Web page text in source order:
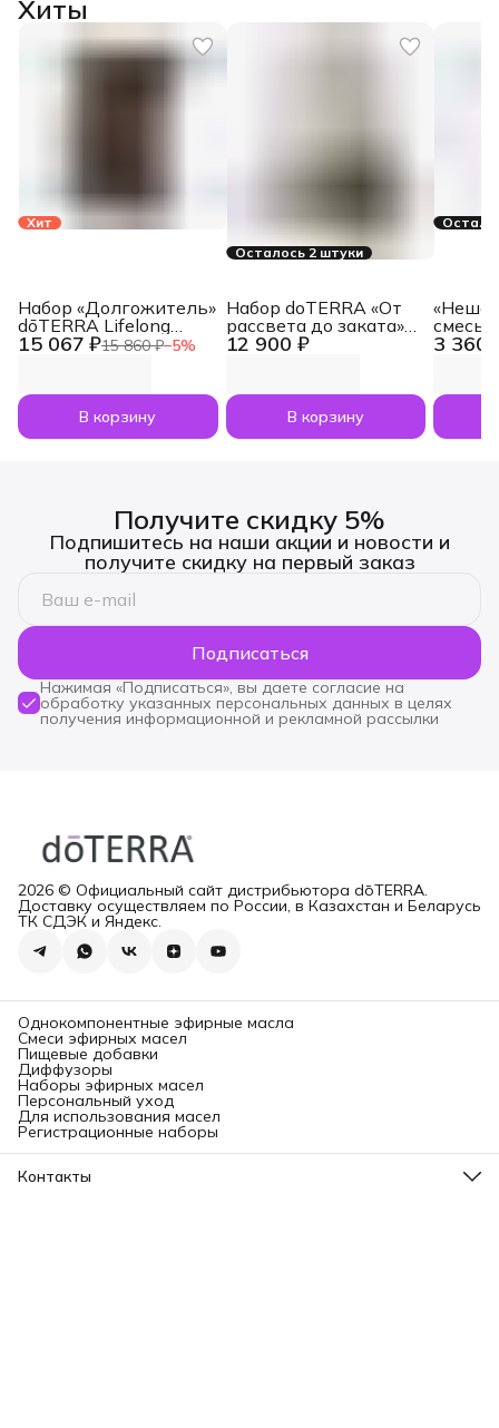
Хиты
Хит
15 067 ₽15 860 ₽−5%
Набор «Долгожитель»
dōTERRA Lifelong
Vitality Pack, 3x120
В корзину
Осталось 2 штуки
12 900 ₽
Набор doTERRA «От
рассвета до заката»
увлажнитель воздуха
по 5 мл
В корзину
3 360
смесь
Получите скидку 5%
Подпишитесь на наши акции и новости и
получите скидку на первый заказ
Подписаться
Нажимая «Подписаться», вы даете согласие на
обработку указанных персональных данных в целях
получения информационной и рекламной рассылки
2026 © Официальный сайт дистрибьютора dōTERRA.
Доставку осуществляем по России, в Казахстан и Беларусь
ТК СДЭК и Яндекс.
Однокомпонентные эфирные масла
Смеси эфирных масел
Пищевые добавки
Диффузоры
Наборы эфирных масел
Персональный уход
Для использования масел
Регистрационные наборы
Контакты